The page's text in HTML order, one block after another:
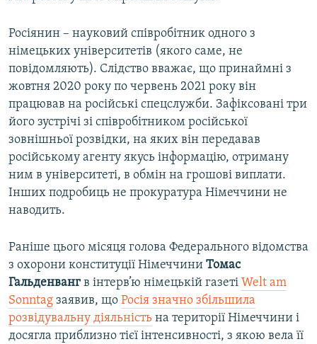
Росіянин – науковий співробітник одного з
німецьких університетів (якого саме, не
повідомляють). Слідство вважає, що принаймні з
жовтня 2020 року по червень 2021 року він
працював на російські спецслужби. Зафіксовані три
його зустрічі зі співробітником російської
зовнішньої розвідки, на яких він передавав
російському агенту якусь інформацію, отриману
ним в університеті, в обмін на грошові виплати.
Інших подробиць не прокуратура Німеччини не
наводить.
Раніше цього місяця голова Федерального відомства
з охорони конституції Німеччини Томас
Гальденванг в інтерв’ю німецькій газеті Welt am
Sonntag заявив, що Росія значно збільшила
розвідувальну діяльність на території Німеччини і
досягла приблизно тієї інтенсивності, з якою вела її